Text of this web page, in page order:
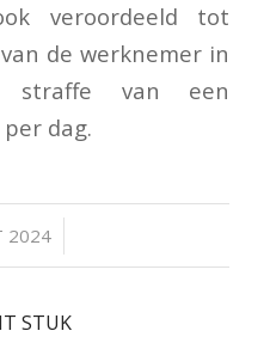
veroordeeld tot
de werknemer in
straffe van een
dag.
2024
STUK